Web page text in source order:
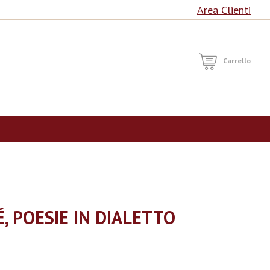
Area Clienti
Carrello
POESIE IN DIALETTO